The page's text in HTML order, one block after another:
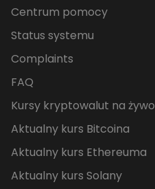
Centrum pomocy
Status systemu
Complaints
FAQ
Kursy kryptowalut na żywo
Aktualny kurs Bitcoina
Aktualny kurs Ethereuma
Aktualny kurs Solany